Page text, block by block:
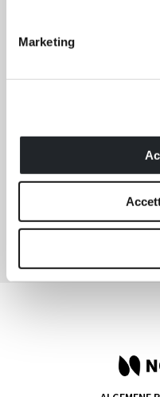
Marketing